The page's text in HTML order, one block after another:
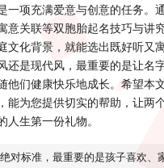
一项充满爱意与创意的任务。
意关联等双胞胎起名技巧与讲
文化背景，就能选出既好听又
还是现代风，最重要的是让名
他们健康快乐地成长。希望本
能为您提供切实的帮助，让两
人生第一份礼物。
绝对标准，最重要的是孩子喜欢、